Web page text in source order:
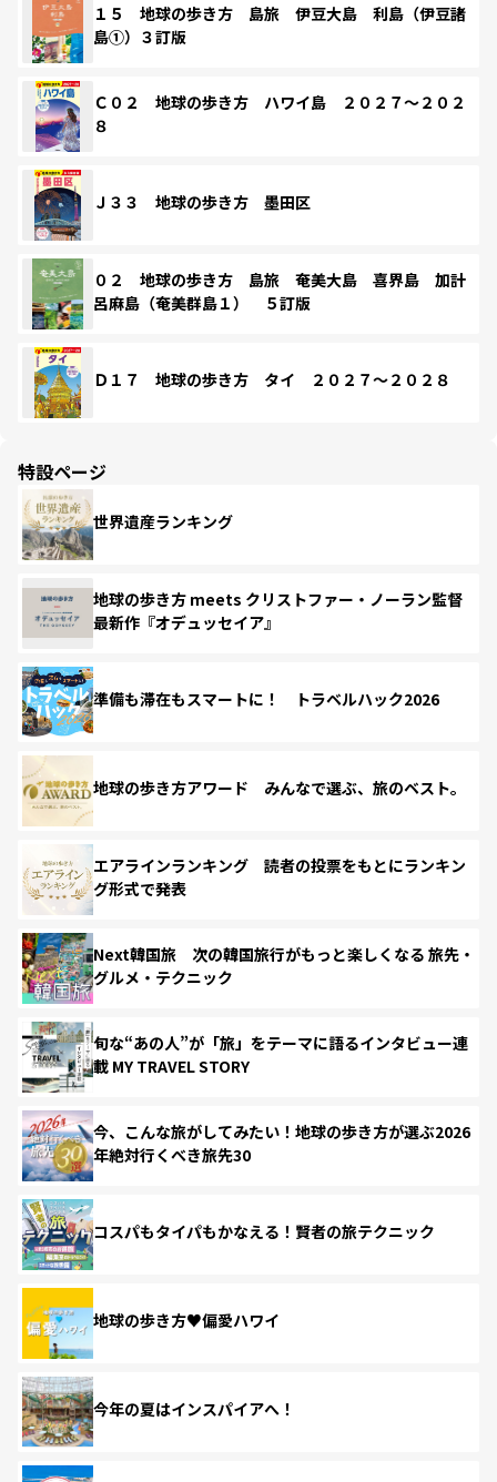
１５ 地球の歩き方 島旅 伊豆大島 利島（伊豆諸
島①）３訂版
Ｃ０２ 地球の歩き方 ハワイ島 ２０２７～２０２
８
Ｊ３３ 地球の歩き方 墨田区
０２ 地球の歩き方 島旅 奄美大島 喜界島 加計
呂麻島（奄美群島１） ５訂版
Ｄ１７ 地球の歩き方 タイ ２０２７～２０２８
特設ページ
世界遺産ランキング
地球の歩き方 meets クリストファー・ノーラン監督
最新作『オデュッセイア』
準備も滞在もスマートに！ トラベルハック2026
地球の歩き方アワード みんなで選ぶ、旅のベスト。
エアラインランキング 読者の投票をもとにランキン
グ形式で発表
Next韓国旅 次の韓国旅行がもっと楽しくなる 旅先・
グルメ・テクニック
旬な“あの人”が「旅」をテーマに語るインタビュー連
載 MY TRAVEL STORY
今、こんな旅がしてみたい！地球の歩き方が選ぶ2026
年絶対行くべき旅先30
コスパもタイパもかなえる！賢者の旅テクニック
地球の歩き方♥偏愛ハワイ
今年の夏はインスパイアへ！